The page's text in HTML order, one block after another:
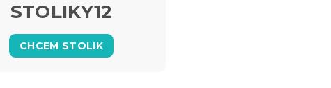
STOLIKY12
CHCEM STOLIK